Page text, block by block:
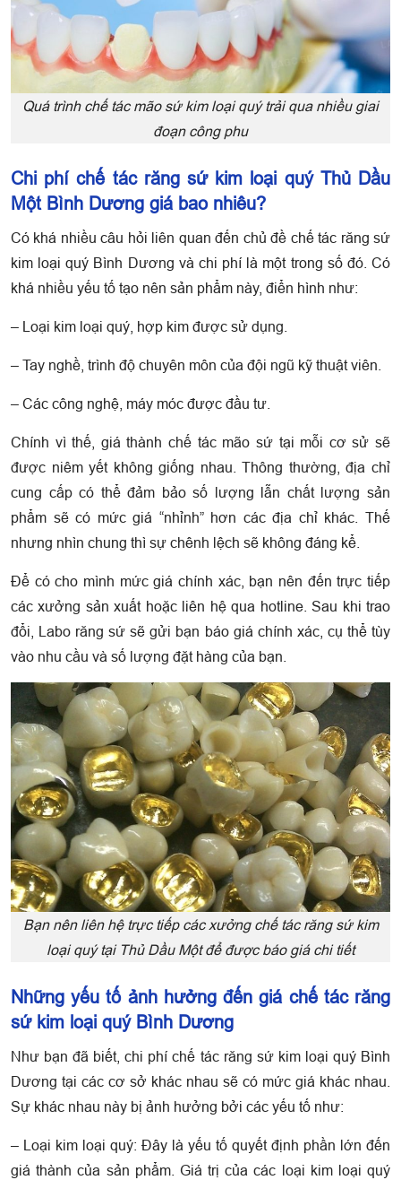
Quá trình chế tác mão sứ kim loại quý trải qua nhiều giai
đoạn công phu
Chi phí chế tác răng sứ kim loại quý Thủ Dầu
Một Bình Dương giá bao nhiêu?
Có khá nhiều câu hỏi liên quan đến chủ đề chế tác răng sứ
kim loại quý Bình Dương và chi phí là một trong số đó. Có
khá nhiều yếu tố tạo nên sản phẩm này, điển hình như:
– Loại kim loại quý, hợp kim được sử dụng.
– Tay nghề, trình độ chuyên môn của đội ngũ kỹ thuật viên.
– Các công nghệ, máy móc được đầu tư.
Chính vì thế, giá thành chế tác mão sứ tại mỗi cơ sử sẽ
được niêm yết không giống nhau. Thông thường, địa chỉ
cung cấp có thể đảm bảo số lượng lẫn chất lượng sản
phẩm sẽ có mức giá “nhỉnh” hơn các địa chỉ khác. Thế
nhưng nhìn chung thì sự chênh lệch sẽ không đáng kể.
Để có cho mình mức giá chính xác, bạn nên đến trực tiếp
các xưởng sản xuất hoặc liên hệ qua hotline. Sau khi trao
đổi, Labo răng sứ sẽ gửi bạn báo giá chính xác, cụ thể tùy
vào nhu cầu và số lượng đặt hàng của bạn.
Bạn nên liên hệ trực tiếp các xưởng chế tác răng sứ kim
loại quý tại Thủ Dầu Một để được báo giá chi tiết
Những yếu tố ảnh hưởng đến giá chế tác răng
sứ kim loại quý Bình Dương
Như bạn đã biết, chi phí chế tác răng sứ kim loại quý Bình
Dương tại các cơ sở khác nhau sẽ có mức giá khác nhau.
Sự khác nhau này bị ảnh hưởng bởi các yếu tố như:
– Loại kim loại quý: Đây là yếu tố quyết định phần lớn đến
giá thành của sản phẩm. Giá trị của các loại kim loại quý